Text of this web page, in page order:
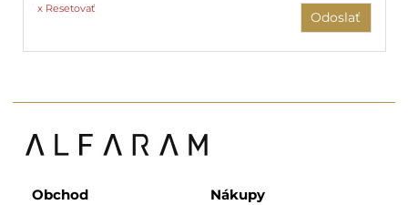
x Resetovať
Odoslať
Obchod Nákupy